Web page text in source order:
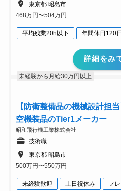
東京都 昭島市
468万円〜504万円
平均残業20h以下 年間休日120
詳細をみ
未経験から月給30万円以上
【防衛整備品の機械設計担
空機装品のTier1メーカー
昭和飛行機工業株式会社
技術職
東京都 昭島市
500万円〜550万円
未経験歓迎 土日祝休み フ